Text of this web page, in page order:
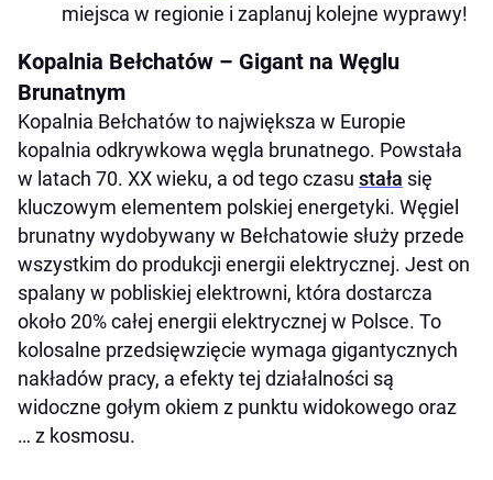
miejsca w regionie i zaplanuj kolejne wyprawy!
Kopalnia Bełchatów – Gigant na Węglu
Brunatnym
Kopalnia Bełchatów to największa w Europie
kopalnia odkrywkowa węgla brunatnego. Powstała
w latach 70. XX wieku, a od tego czasu stała się
kluczowym elementem polskiej energetyki. Węgiel
brunatny wydobywany w Bełchatowie służy przede
wszystkim do produkcji energii elektrycznej. Jest on
spalany w pobliskiej elektrowni, która dostarcza
około 20% całej energii elektrycznej w Polsce. To
kolosalne przedsięwzięcie wymaga gigantycznych
nakładów pracy, a efekty tej działalności są
widoczne gołym okiem z punktu widokowego oraz
… z kosmosu.